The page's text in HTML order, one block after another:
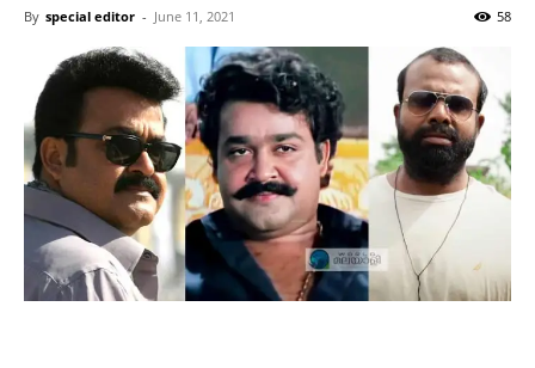
By special editor - June 11, 2021 58